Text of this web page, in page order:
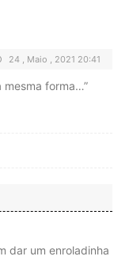
24 , Maio , 2021 20:41
forma…”
dar um enroladinha